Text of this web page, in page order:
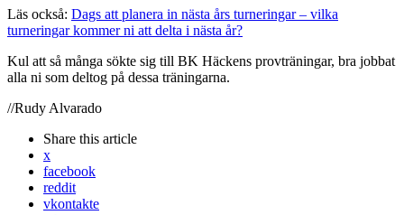
Läs också: Dags att planera in nästa års turneringar – vilka
turneringar kommer ni att delta i nästa år?
Kul att så många sökte sig till BK Häckens provträningar, bra jobbat
alla ni som deltog på dessa träningarna.
//Rudy Alvarado
Share this article
x
facebook
reddit
vkontakte